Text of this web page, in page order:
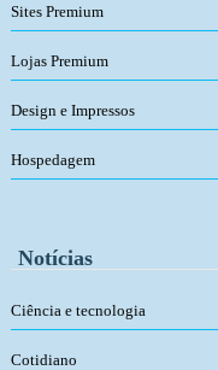
Sites Premium
Lojas Premium
Design e Impressos
Hospedagem
Notícias
Ciência e tecnologia
Cotidiano